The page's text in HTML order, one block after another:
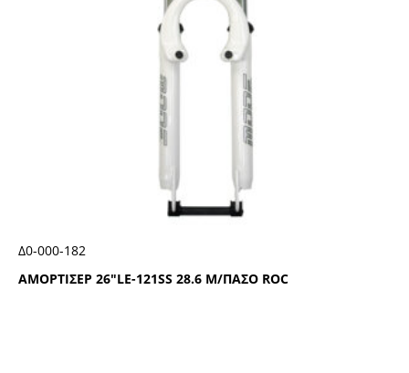
ΑΜΟΡΤΙΣΕΡ 26″LΕ-121SS 28.6 Μ/ΠΑΣΟ RΟC
Δ0-000-182